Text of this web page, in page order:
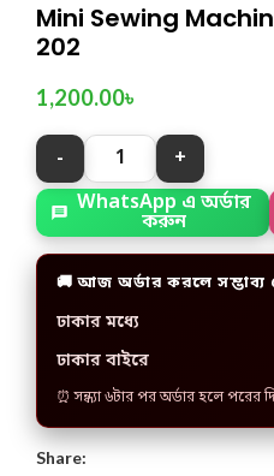
Mini Sewing
202
1,200.00৳
WhatsApp এ অর্ডার
করুন
🚚 আজ অর্ডার করলে সম্ভাব্য
ঢাকার মধ্যে
ঢাকার বাইরে
⏰ সন্ধ্যা ৬টার পর অর্ডার হলে পরের
Share: